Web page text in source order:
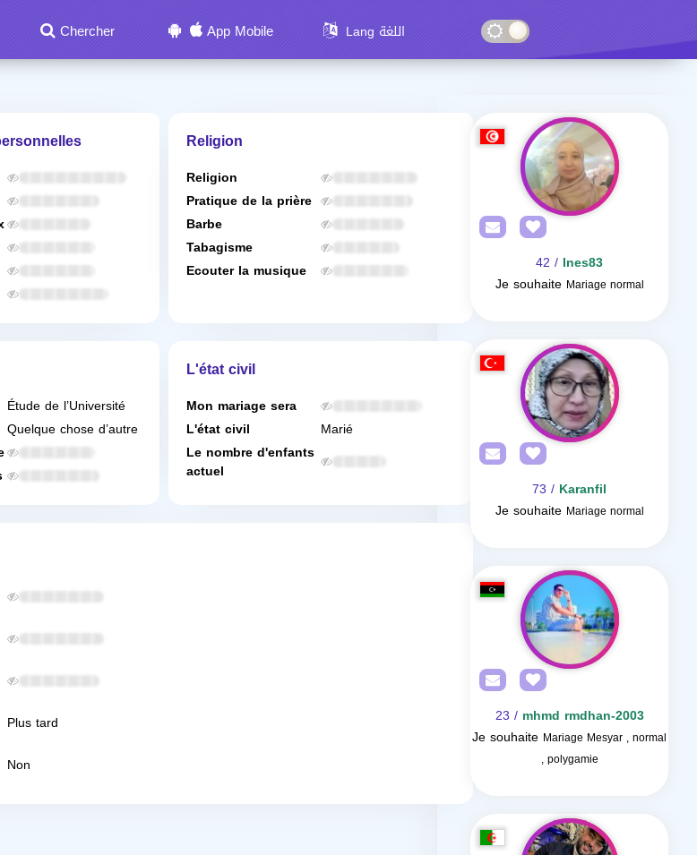
Chercher App Mobile Lang اللغة
Religion
Religion
Pratique de la prière
Barbe
Tabagisme
Ecouter la musique
Étude de l’Université
Quelque chose d’autre
L'état civil
Mon mariage sera
L'état civil
Marié
Le nombre d'enfants
actuel
Plus tard
Non
Ines83
/ 42
Je souhaite Mariage normal
Karanfil
/ 73
Je souhaite Mariage normal
mhmd rmdhan-2003
/ 23
Je souhaite Mariage Mesyar , normal
, polygamie